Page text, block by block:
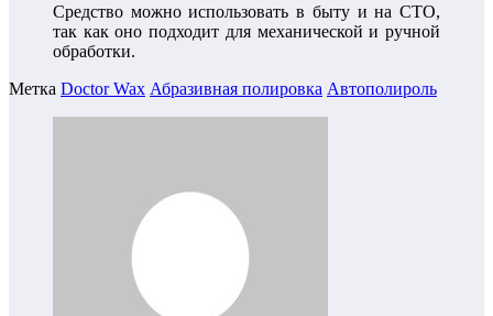
Средство можно использовать в быту и на СТО,
так как оно подходит для механической и ручной
обработки.
Метка Doctor Wax Абразивная полировка Автополироль